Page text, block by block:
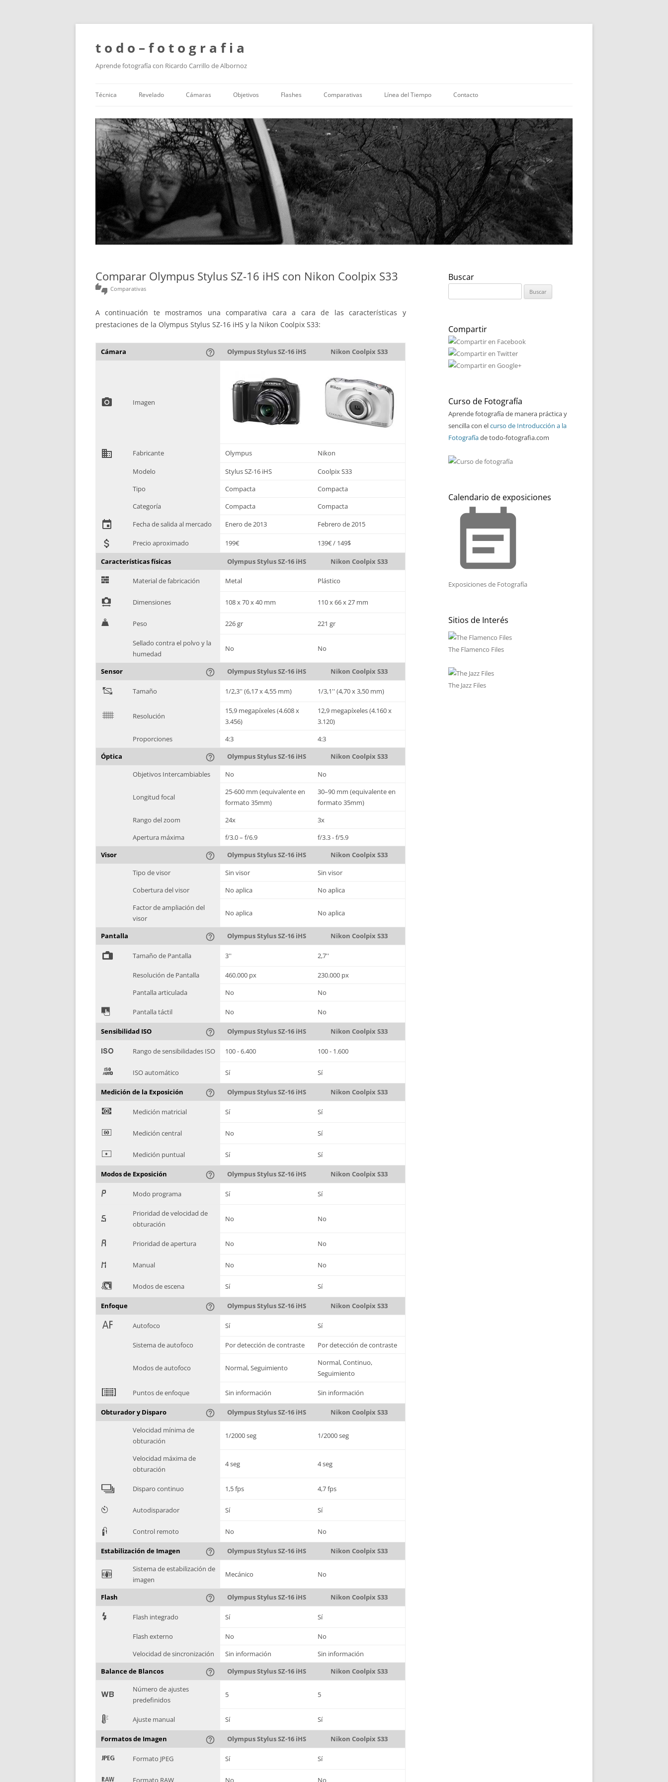
t o d o – f o t o g r a f i a
Aprende fotografía con Ricardo Carrillo de Albornoz
al
contenido
Técnica Revelado Cámaras Objetivos Flashes Comparativas Línea del Tiempo Contacto
Comparar Olympus Stylus SZ-16 iHS con Nikon Coolpix S33
thumbs_up_down Comparativas
A continuación te mostramos una comparativa cara a cara de las características y
prestaciones de la Olympus Stylus SZ-16 iHS y la Nikon Coolpix S33:
Cámara help_outline Olympus Stylus SZ-16 iHS Nikon Coolpix S33
photo_camera Imagen
domain Fabricante Olympus Nikon
Modelo Stylus SZ-16 iHS
Coolpix S33
Tipo
Compacta
Compacta
Categoría
Compacta Compacta
event Fecha de salida al mercado Enero de 2013 Febrero de 2015
attach_money Precio aproximado 199€ 139€ / 149$
Características físicas Olympus Stylus SZ-16 iHS Nikon Coolpix S33
G Material de fabricación Metal Plástico
! Dimensiones 108 x 70 x 40 mm 110 x 66 x 27 mm
H Peso 226 gr 221 gr
Sellado contra el polvo y la
humedad
No No
Sensor help_outline Olympus Stylus SZ-16 iHS Nikon Coolpix S33
" Tamaño 1/2,3'' (6,17 x 4,55 mm) 1/3,1'' (4,70 x 3,50 mm)
$ Resolución
15,9 megapíxeles (4.608 x
3.456)
12,9 megapíxeles (4.160 x
3.120)
Proporciones
4:3
4:3
Óptica
help_outline Olympus Stylus SZ-16 iHS
Nikon Coolpix S33
Objetivos Intercambiables
No No
Longitud focal
25-600 mm (equivalente en
formato 35mm)
30–90 mm (equivalente en
formato 35mm)
Rango del zoom
24x
3x
Apertura máxima
f/3.0 – f/6.9
f/3.3 - f/5.9
Visor
help_outline Olympus Stylus SZ-16 iHS
Nikon Coolpix S33
Tipo de visor
Sin visor
Sin visor
Cobertura del visor
No aplica
No aplica
Factor de ampliación del
visor
No aplica No aplica
Pantalla help_outline Olympus Stylus SZ-16 iHS Nikon Coolpix S33
% Tamaño de Pantalla 3'' 2,7''
Resolución de Pantalla 460.000 px
230.000 px
Pantalla articulada
No No
& Pantalla táctil No No
Sensibilidad ISO help_outline Olympus Stylus SZ-16 iHS Nikon Coolpix S33
' Rango de sensibilidades ISO 100 - 6.400 100 - 1.600
( ISO automático Sí Sí
Medición de la Exposición help_outline Olympus Stylus SZ-16 iHS Nikon Coolpix S33
) Medición matricial Sí Sí
* Medición central No Sí
+ Medición puntual Sí Sí
Modos de Exposición help_outline Olympus Stylus SZ-16 iHS Nikon Coolpix S33
, Modo programa Sí Sí
-
Prioridad de velocidad de
obturación
No No
. Prioridad de apertura No No
/ Manual No No
0 Modos de escena Sí Sí
Enfoque help_outline Olympus Stylus SZ-16 iHS Nikon Coolpix S33
1 Autofoco Sí Sí
Sistema de autofoco Por detección de contraste Por detección de contraste
Modos de autofoco Normal, Seguimiento
Normal, Continuo,
Seguimiento
2 Puntos de enfoque Sin información Sin información
Obturador y Disparo help_outline Olympus Stylus SZ-16 iHS
Nikon Coolpix S33
Velocidad mínima de
obturación
1/2000 seg 1/2000 seg
Velocidad máxima de
obturación
4 seg 4 seg
4 Disparo continuo 1,5 fps 4,7 fps
6 Autodisparador Sí Sí
3 Control remoto No No
Estabilización de Imagen help_outline Olympus Stylus SZ-16 iHS Nikon Coolpix S33
F
Sistema de estabilización de
imagen
Mecánico No
Flash help_outline Olympus Stylus SZ-16 iHS Nikon Coolpix S33
7 Flash integrado Sí Sí
Flash externo No
No
Velocidad de sincronización
Sin información
Sin información
Balance de Blancos
help_outline Olympus Stylus SZ-16 iHS Nikon Coolpix S33
9
Número de ajustes
predefinidos
5 5
E Ajuste manual Sí Sí
Formatos de Imagen help_outline Olympus Stylus SZ-16 iHS Nikon Coolpix S33
: Formato JPEG Sí Sí
; Formato RAW No No
Buscar
Compartir
Curso de Fotografía
Aprende fotografía de manera práctica y
sencilla con elcurso de Introducción a la
Fotografíade todo-fotografia.com
Calendario de exposiciones
event_note
Exposiciones de Fotografía
Sitios de Interés
The Flamenco Files
The Jazz Files